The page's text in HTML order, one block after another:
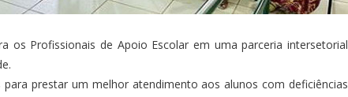
os Profissionais de Apoio Escolar em uma parceria intersetorial
prestar um melhor atendimento aos alunos com deficiências